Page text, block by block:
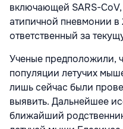
включающей SARS-
атипичной пневмонии в
ответственный за
Ученые предположили,
популяции летучих
лишь сейчас были
выявить. Дальнейшее
ближайший